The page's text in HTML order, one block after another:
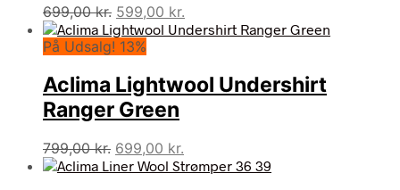
699,00kr. Den
oprindelige
pris
699,00 kr..
599,00 kr.
aktuelle
599,00 kr..
På Udsalg! 13%
Aclima Lightwool Undershirt
Ranger Green
799,00kr. Den
oprindelige
699,00 kr.
aktuelle